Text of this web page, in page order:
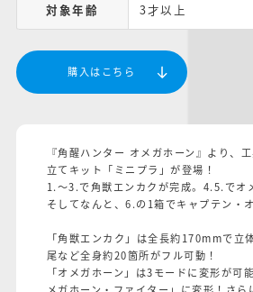
対象年齢 3才以上
購入はこちら
『角醒ハンター オメガホーン』より、
立てキット「ミニプラ」が登場！
1.～3.で角獣エンカクが完成。4.5.でオ
そしてなんと、6.の1箱でキャプテン・
「角獣エンカク」は全長約170mmで立
尾など全身約20箇所がフル可動！
「オメガホーン」は3モードに変形が可